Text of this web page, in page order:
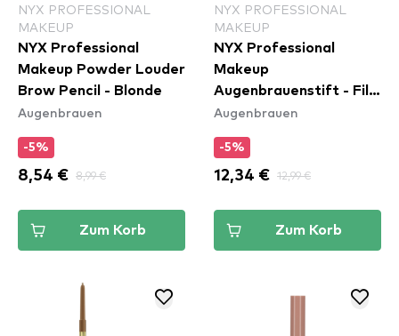
NYX PROFESSIONAL
MAKEUP
NYX Professional
Makeup Powder Louder
Brow Pencil - Blonde
Augenbrauen
-5%
8,54 € 8,99 €
Zum Korb
NYX PROFESSIONAL
MAKEUP
NYX Professional
Makeup
Augenbrauenstift - Fill
& Fluff Eyebrow
Pomade Pencil - Blonde
(FFEP01)
Augenbrauen
-5%
12,34 € 12,99 €
Zum Korb